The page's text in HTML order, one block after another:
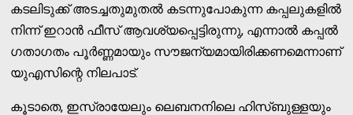
കടലിടുക്ക് അടച്ചതുമുതല്‍ കടന്നുപോകുന്ന കപ്പലുകളില്‍
നിന്ന് ഇറാന്‍ ഫീസ് ആവശ്യപ്പെട്ടിരുന്നു, എന്നാല്‍ കപ്പല്‍
ഗതാഗതം പൂര്‍ണ്ണമായും സൗജന്യമായിരിക്കണമെന്നാണ്
യുഎസിന്റെ നിലപാട്.
കൂടാതെ, ഇസ്രായേലും ലെബനനിലെ ഹിസ്ബുള്ളയും